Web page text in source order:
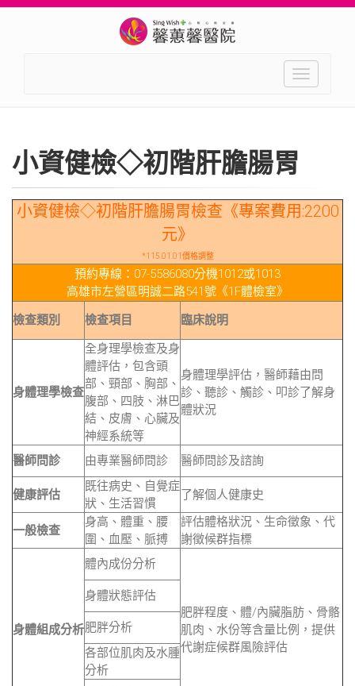
Toggle
小資健檢◇初階肝膽腸胃
小資健檢◇初階肝膽腸胃檢查《專案費用:2200
元》
*115.01.01價格調整
預約專線：07-5586080分機1012或1013
高雄市左營區明誠二路541號《1F體檢室》
檢查類別
檢查項目 臨床說明
身體理學檢查
全身理學檢查及身
體評估，包含頭
部、頸部、胸部、
腹部、四肢、淋巴
結、皮膚、心臟及
神經系統等
身體理學評估，醫師藉由問
診、聽診、觸診、叩診了解身
體狀況
醫師問診 由專業醫師問診 醫師問診及諮詢
健康評估
既往病史、自覺症
狀、生活習慣
了解個人健康史
一般檢查
身高、體重、腰
圍、血壓、脈搏
評估體格狀況、生命徵象、代
謝徵候群指標
身體組成分析
體內成份分析
肥胖程度、體/內臟脂肪、骨骼
肌肉、水份等含量比例，提供
代謝症候群風險評估
身體狀態評估
肥胖分析
各部位肌肉及水腫
分析